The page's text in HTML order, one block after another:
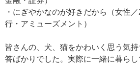
・にぎやかなのが好きだから（女性
行・アミューズメント）
皆さんの、犬、猫をかわいく思う気
答ばかりでした。実際に一緒に暮ら